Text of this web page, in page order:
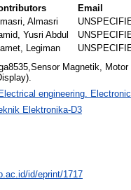
Email
Almasri
Yusri Abdul
Legiman
Magnetik,
engineering.
Elektronika-D3
id/eprint/1717